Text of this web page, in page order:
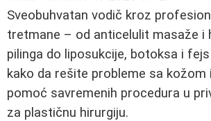
Sveobuhvatan vodič kroz
tretmane – od anticelulit masaže i
pilinga do liposukcije, botoksa i
kako da rešite probleme sa kožom
pomoć savremenih procedura u
za plastičnu hirurgiju.